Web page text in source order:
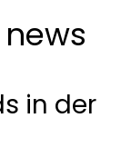
in der